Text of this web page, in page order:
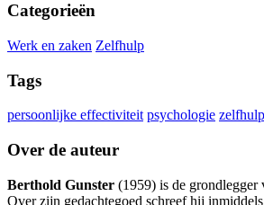
Categorieën
Werk en zaken Zelfhulp
Tags
persoonlijke effectiviteit psychologie zelfhulp
Over de auteur
Berthold Gunster (1959) is de grondlegger
Over zijn gedachtegoed schreef hij